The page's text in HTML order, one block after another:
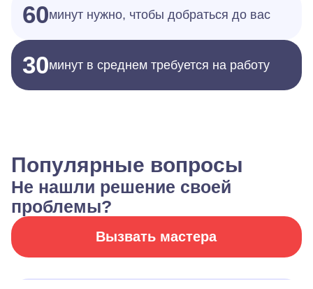
60минут нужно, чтобы добраться до вас
30минут в среднем требуется на работу
Популярные вопросы
Не нашли решение своей
проблемы?
Вызвать мастера